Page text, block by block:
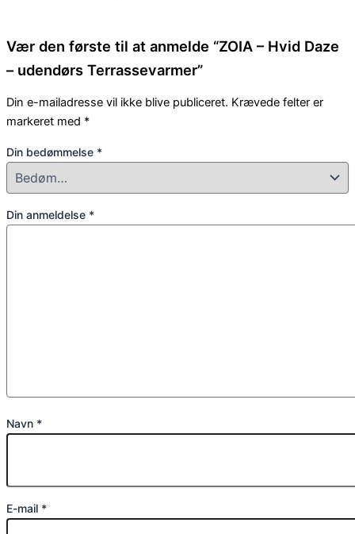
Vær den første til at anmelde “ZOIA – Hvid Daze
– udendørs Terrassevarmer”
Din e-mailadresse vil ikke blive publiceret. Krævede felter er
markeret med *
Din bedømmelse *
Din anmeldelse *
Navn *
E-mail *